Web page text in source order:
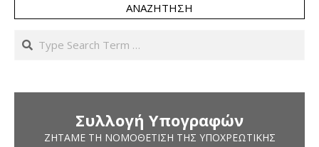
ΑΝΑΖΉΤΗΣΗ
Search
Συλλογή Υπογραφών
ΖΗΤΆΜΕ ΤΗ ΝΟΜΟΘΈΤΙΣΗ ΤΗΣ ΥΠΟΧΡΕΩΤΙΚΉΣ